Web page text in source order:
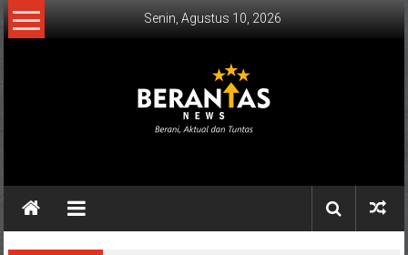
Lompat
ke
Senin, Agustus 10, 2026
NEWS
Aktual